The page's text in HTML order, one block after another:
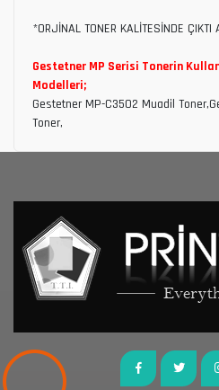
*ORJİNAL TONER KALİTESİNDE ÇIKTI
Gestetner MP Serisi Tonerin
Modelleri;
Gestetner MP-C3502 Muadil
Toner,